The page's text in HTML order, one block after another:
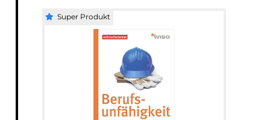
Super Produkt